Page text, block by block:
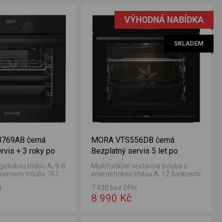
černá
+ 3 roky po
třídou A, 9-ti
trouby 76 l.
VÝHODNÁ NABÍDKA
SKLADEM
MORA VTS556DB černá
Bezplatný servis 5 let po
registraci
Multifunkční vestavná trouba s
energetickou třídou A, 12 funkcemi
7 430 bez DPH
8 990 Kč